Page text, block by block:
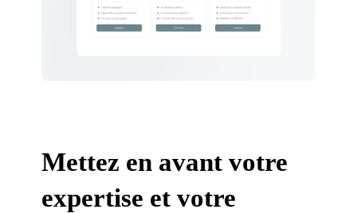
Mettez en avant votre
expertise et votre